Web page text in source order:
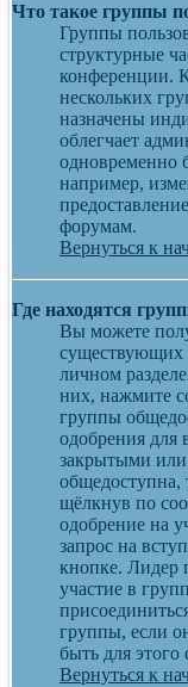
Что такое группы
Группы
структурные
конференции.
нескольких
назначены
облегчает
одновременно
например,
форумам.
Вернуться к
Где находятся
Вы можете
существующих
личном
них, нажмите
группы
одобрения для
закрытыми
общедоступна,
щёлкнув по
одобрение на
запрос на
кнопке. Лидер
участие в
группы, если
быть для
Вернуться к